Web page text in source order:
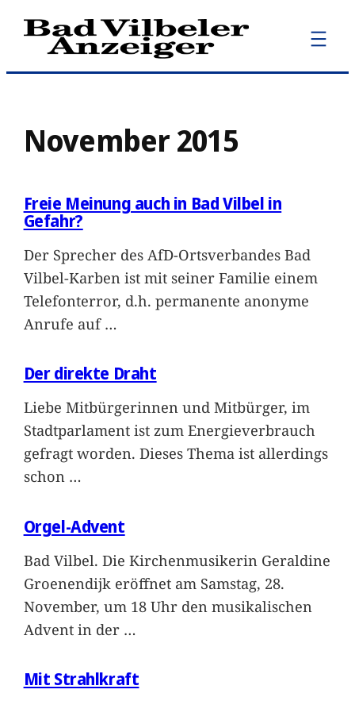
Zum
Inhalt
November 2015
Freie Meinung auch in Bad Vilbel in
Gefahr?
Der Sprecher des AfD-Ortsverbandes Bad
Vilbel-Karben ist mit seiner Familie einem
Telefonterror, d.h. permanente anonyme
Anrufe auf …
Der direkte Draht
Liebe Mitbürgerinnen und Mitbürger, im
Stadtparlament ist zum Energieverbrauch
gefragt worden. Dieses Thema ist allerdings
schon …
Orgel-Advent
Bad Vilbel. Die Kirchenmusikerin Geraldine
Groenendijk eröffnet am Samstag, 28.
November, um 18 Uhr den musikalischen
Advent in der …
Mit Strahlkraft